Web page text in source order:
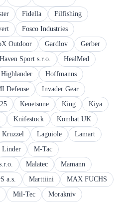
Fidella
Filfishing
Fosco Industries
Outdoor Gardlov
Gerber
Haven Sport s.r.o.
HealMed
Highlander
Hoffmanns
Defense
Invader Gear
Kenetsune King
Kiya
Knifestock
Kombat.UK
Kruzzel Laguiole
Lamart
Linder
M-Tac
Malatec
Mamann
a.s. Marttiini
MAX FUCHS
Mil-Tec
Morakniv